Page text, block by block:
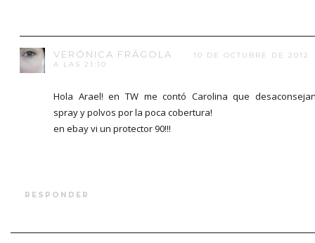
VERÓNICA FRÁGOLA
10 DE OCTUBRE DE 2012
A LAS 21:10
Hola Arael! en TW me contó Carolina que
spray y polvos por la poca cobertura!
en ebay vi un protector 90!!!
RESPONDER